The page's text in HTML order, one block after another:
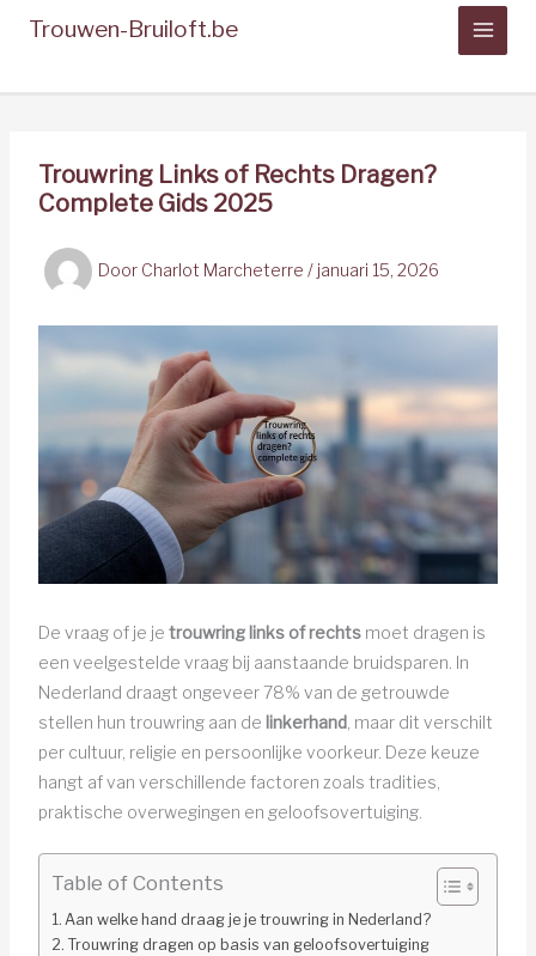
Trouwen-Bruiloft.be
Trouwring Links of Rechts Dragen?
Complete Gids 2025
Door Charlot Marcheterre / januari 15, 2026
De vraag of je je trouwring links of rechtsmoet dragen is
een veelgestelde vraag bij aanstaande bruidsparen. In
Nederland draagt ongeveer 78% van de getrouwde
stellen hun trouwring aan de linkerhand, maar dit verschilt
per cultuur, religie en persoonlijke voorkeur. Deze keuze
hangt af van verschillende factoren zoals tradities,
praktische overwegingen en geloofsovertuiging.
Table of Contents
Aan welke hand draag je je trouwring in Nederland?
Trouwring dragen op basis van geloofsovertuiging